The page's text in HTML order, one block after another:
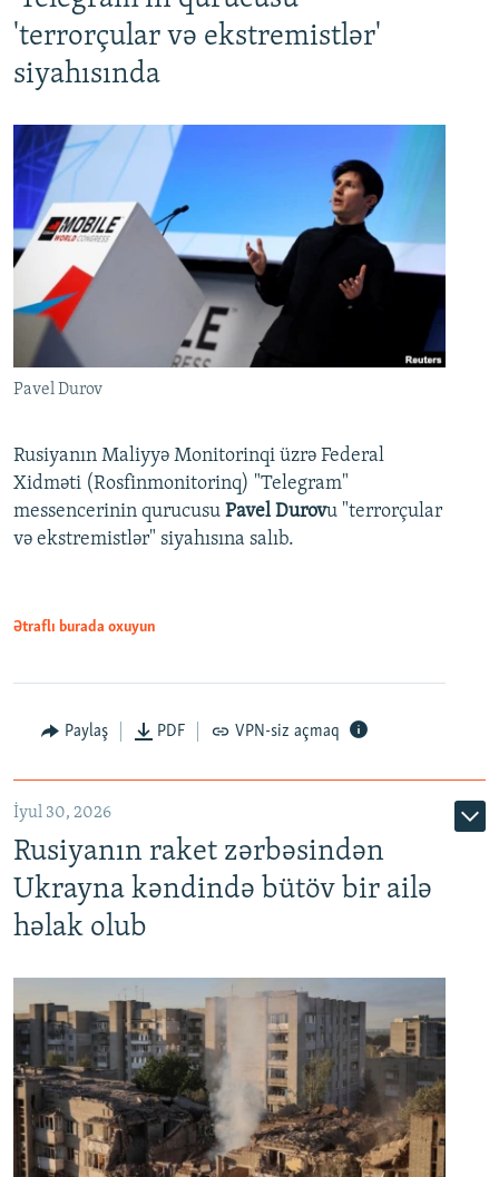
'terrorçular və ekstremistlər'
siyahısında
Pavel Durov
Rusiyanın Maliyyə Monitorinqi üzrə Federal
Xidməti (Rosfinmonitorinq) "Telegram"
messencerinin qurucusu Pavel Durovu "terrorçular
və ekstremistlər" siyahısına salıb.
Ətraflı burada oxuyun
Paylaş PDF VPN-siz açmaq
İyul 30, 2026
Rusiyanın raket zərbəsindən
Ukrayna kəndində bütöv bir ailə
həlak olub